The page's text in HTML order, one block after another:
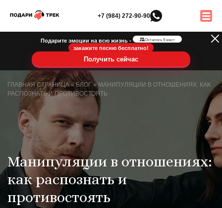
+7 (984) 272-90-90
Подарите эмоции на всю жизнь - Осталось 5 мест
закажите песню бесплатно!
Получить сейчас
ГЛАВНАЯ СТРАНИЦА»БЛОГ»МАНИПУЛЯЦИИ В ОТНОШЕНИЯХ: КАК
РАСПОЗНАТЬ И ПРОТИВОСТОЯТЬ
Манипуляции в отношениях:
как распознать и
противостоять